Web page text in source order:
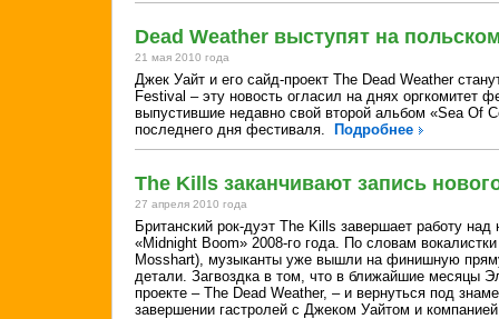
Dead Weather выступят на
21 мая 2010 года
Джек Уайт и его сайд-проект The Dead Weather
Festival – эту новость огласил на днях оргкомитет
выпустившие недавно свой второй альбом «Sea Of
последнего дня фестиваля.
Подробнее
The Kills заканчивают запись
27 апреля 2010 года
Британский рок-дуэт The Kills завершает работу
«Midnight Boom» 2008-го года. По словам
Mosshart), музыканты уже вышли на финишную
детали. Загвоздка в том, что в ближайшие месяцы
проекте – The Dead Weather, – и вернуться под
завершении гастролей с Джеком Уайтом и